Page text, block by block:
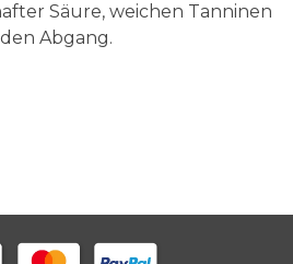
Säure, weichen Tanninen
Abgang.